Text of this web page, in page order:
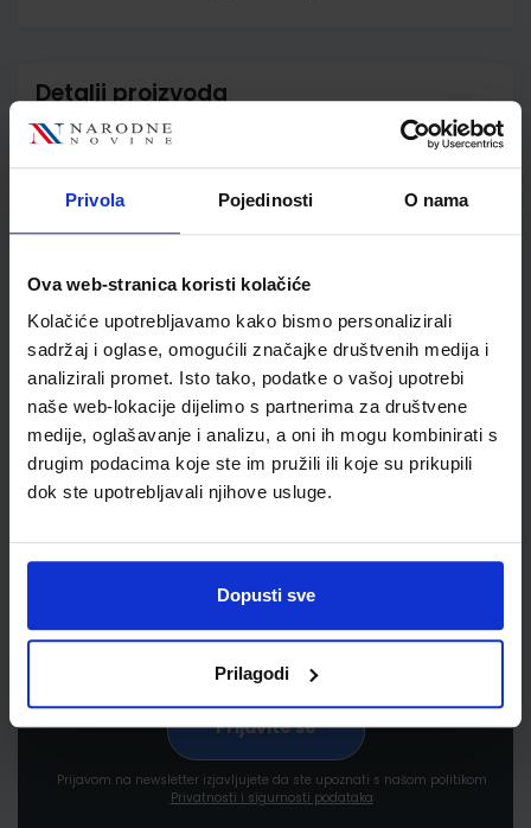
Privola Pojedinosti O nama
Ova web-stranica koristi kolačiće
Kolačiće upotrebljavamo kako bismo personalizirali
sadržaj i oglase, omogućili značajke društvenih medija i
analizirali promet. Isto tako, podatke o vašoj upotrebi
naše web-lokacije dijelimo s partnerima za društvene
medije, oglašavanje i analizu, a oni ih mogu kombinirati s
drugim podacima koje ste im pružili ili koje su prikupili
dok ste upotrebljavali njihove usluge.
Dopusti sve
Prilagodi
Detalji proizvoda
Šifra proizvoda
Jedinična mjera
kom
Newsletter prijava
proizvodima i uslugama, akcijama i drugim
Prijavom na newsletter izjavljujete da ste upoznati s našom politikom
Privatnosti i sigurnosti podataka